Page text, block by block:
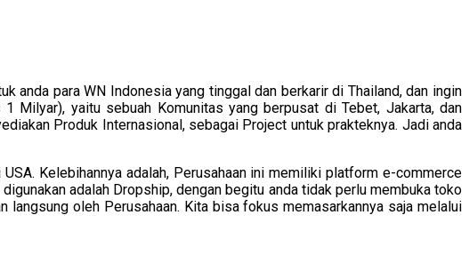
anda para WN Indonesia yang tinggal dan berkarir di Thailand, dan ingin
Milyar), yaitu sebuah Komunitas yang berpusat di Tebet, Jakarta, dan
Produk Internasional, sebagai Project untuk prakteknya. Jadi anda
USA. Kelebihannya adalah, Perusahaan ini memiliki platform e-commerce
adalah Dropship, dengan begitu anda tidak perlu membuka toko
langsung oleh Perusahaan. Kita bisa fokus memasarkannya saja melalui